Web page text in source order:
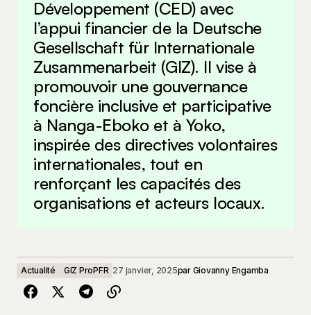
Développement (CED) avec
l’appui financier de la Deutsche
Gesellschaft für Internationale
Zusammenarbeit (GIZ). Il vise à
promouvoir une gouvernance
foncière inclusive et participative
à Nanga-Eboko et à Yoko,
inspirée des directives volontaires
internationales, tout en
renforçant les capacités des
organisations et acteurs locaux.
Actualité GIZ ProPFR 27 janvier, 2025par Giovanny Engamba